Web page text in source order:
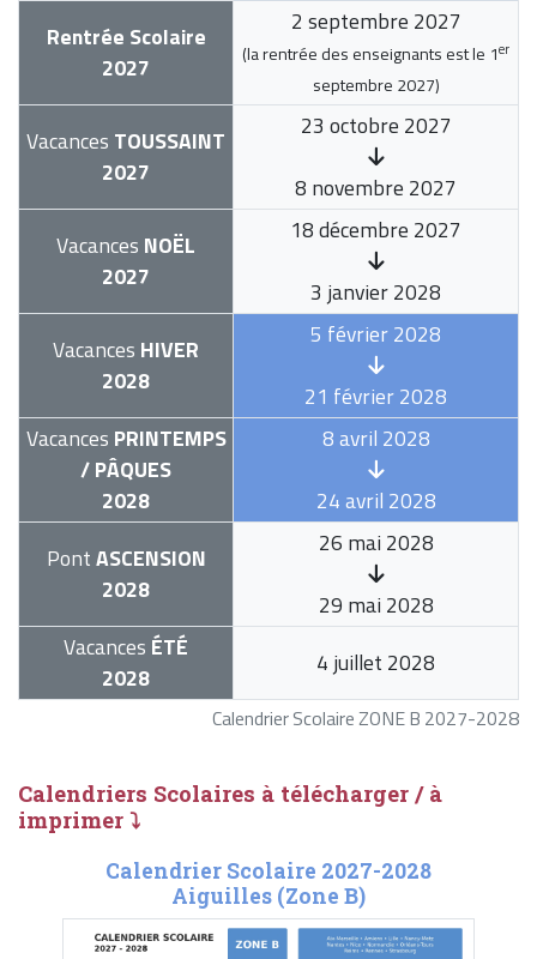
Calendrier Scolaire ZONE B 2027-2028
Rentrée Scolaire
2027
2 septembre 2027
(la rentrée des enseignants est le 1er
septembre 2027)
Vacances TOUSSAINT
2027
23 octobre 2027
8 novembre 2027
Vacances NOËL
2027
18 décembre 2027
3 janvier 2028
Vacances HIVER
2028
5 février 2028
21 février 2028
Vacances PRINTEMPS
/ PÂQUES
2028
8 avril 2028
24 avril 2028
PontASCENSION
2028
26 mai 2028
29 mai 2028
Vacances ÉTÉ
2028
4 juillet 2028
Calendriers Scolaires à télécharger / à
imprimer ⤵
Calendrier Scolaire 2027-2028
Aiguilles (Zone B)